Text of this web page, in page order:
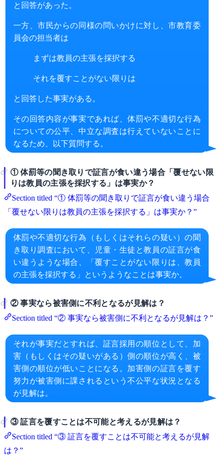
と回答があった。
一方、市民からの同様の問いかけに対し、市教育委
員会の担当者は
まずは教員の主張を採択する
それを覆すことがない限りは
と回答した事実がある。
その回答内容が事実であれば、体罰や不適切な行為
についての公平、中立な調査は行えていないことに
なるため、以下質問する。
① 体罰等の聞き取りで証言が食い違う場合「覆せない限
りは教員の主張を採択する」は事実か？
Section titled “① 体罰等の聞き取りで証言が食い違う場合
「覆せない限りは教員の主張を採択する」は事実か？”
体罰や不適切な行為（もしくはそれらの疑い）の聞
き取り調査において、児童・生徒と教員の証言が食
い違うような場合、「覆すことがない限りは、教員
の主張を採択する」というようなことは事実か。
② 事実なら被害側に不利となるが見解は？
Section titled “② 事実なら被害側に不利となるが見解は？”
それが事実だとすれば、証言採用の順位として、加
害（もしくはその疑いがある）側の順位が高く、被
害側の順位が低いことになる。加害側の証言を覆す
努力が被害側に課されるという不公平な状況となる
が見解は。
③ 証言を覆すことは不可能と考えるが見解は？
Section titled “③ 証言を覆すことは不可能と考えるが見解
は？”